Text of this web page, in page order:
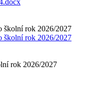
školní rok 2026/2027
školní rok 2026/2027
rok 2026/2027